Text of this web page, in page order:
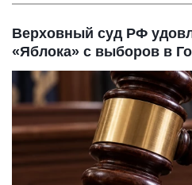
Верховный суд РФ
«Яблока» с выборов в